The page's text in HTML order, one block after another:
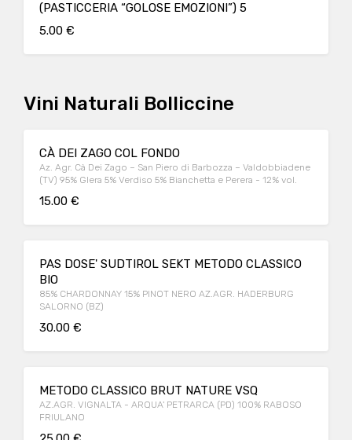
(PASTICCERIA “GOLOSE EMOZIONI”) 5
5.00 €
Vini Naturali Bolliccine
CÀ DEI ZAGO COL FONDO
Az. Agr. Cà Dei Zago – San Piero di Barbozza – Valdobbiadene
(TV) 95% Glera 5% Verdiso 5% Bianchetta e Perera - 12% vol.
15.00 €
PAS DOSE' SUDTIROL SEKT METODO CLASSICO
BIO
85% CHARDONNAY 15% PINOT NERO AZ.AGR. HADERBURG
SALORNO (BZ)
30.00 €
METODO CLASSICO BRUT NATURE VSQ
AZ.AGR. VIGNALTA - ARQUA' PETRARCA (PD) 100% RABOSO
FRIULANO